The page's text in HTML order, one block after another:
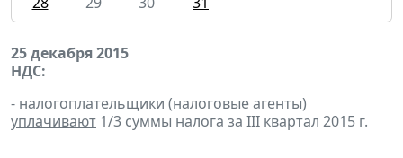
25 декабря 2015
НДС:
- налогоплательщики (налоговые агенты)
уплачивают 1/3 суммы налога за III квартал 2015 г.